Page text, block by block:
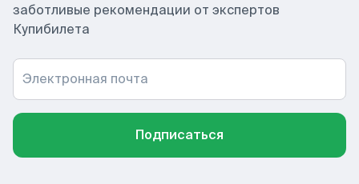
заботливые рекомендации от экспертов
Купибилета
Электронная почта
Подписаться